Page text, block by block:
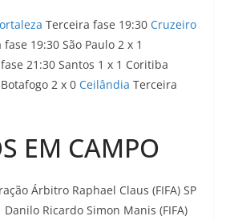
Terceira fase 19:30 Cruzeiro
19:30 São Paulo 2 x 1
21:30 Santos 1 x 1 Coritiba
2 x 0 Ceilândia Terceira
EM CAMPO
Árbitro Raphael Claus (FIFA) SP
Ricardo Simon Manis (FIFA)